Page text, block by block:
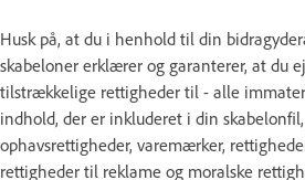
Husk på, at du i henhold til din
skabeloner erklærer og garanterer, at du
tilstrækkelige rettigheder til - alle
indhold, der er inkluderet i din
ophavsrettigheder, varemærker,
rettigheder til reklame og moralske